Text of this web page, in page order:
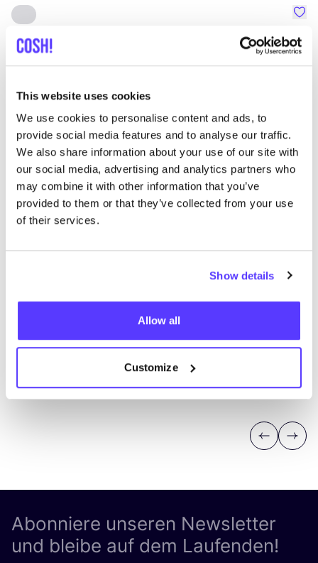
This website uses cookies
We use cookies to personalise content and ads, to
provide social media features and to analyse our traffic.
We also share information about your use of our site with
our social media, advertising and analytics partners who
may combine it with other information that you’ve
provided to them or that they’ve collected from your use
of their services.
Show details
Allow all
Customize
SNURK
Kleidung Schlafanzüge 1+
Previous
Next
Abonniere unseren Newsletter
und bleibe auf dem Laufenden!